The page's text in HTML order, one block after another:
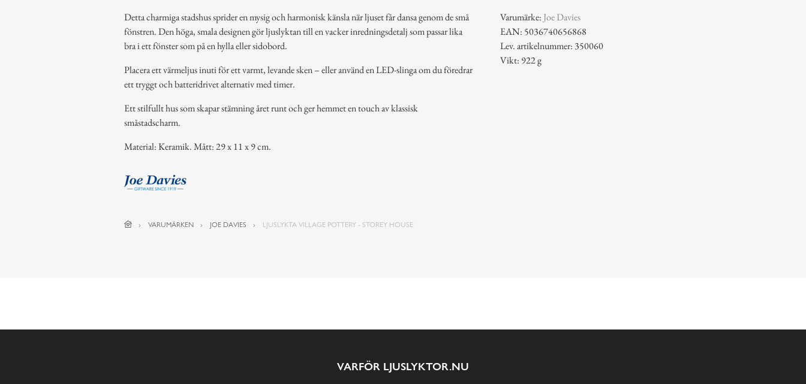
Detta charmiga stadshus sprider en mysig och harmonisk känsla när ljuset får dansa genom de små
fönstren. Den höga, smala designen gör ljuslyktan till en vacker inredningsdetalj som passar lika
bra i ett fönster som på en hylla eller sidobord.
Placera ett värmeljus inuti för ett varmt, levande sken – eller använd en LED-slinga om du föredrar
ett tryggt och batteridrivet alternativ med timer.
Ett stilfullt hus som skapar stämning året runt och ger hemmet en touch av klassisk
småstadscharm.
Material: Keramik. Mått: 29 x 11 x 9 cm.
Varumärke: Joe Davies
EAN: 5036740656868
Lev. artikelnummer: 350060
Vikt: 922 g
VARUMÄRKEN JOE DAVIES LJUSLYKTA VILLAGE POTTERY - STOREY HOUSE
VARFÖR LJUSLYKTOR.NU